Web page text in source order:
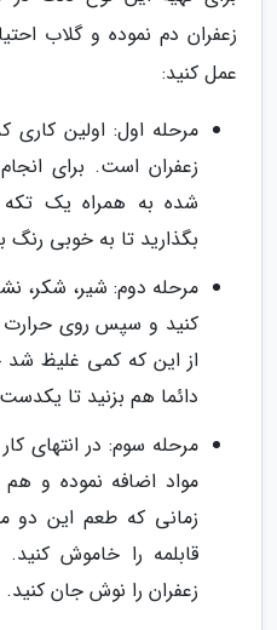
زعفران دم نموده و گلاب
عمل کنید:
مرحله اول: اولین کاری
زعفران است. برای
شده به همراه یک تکه
بگذارید تا به خوبی رنگ
مرحله دوم: شیر، شکر،
کنید و سپس روی حرارت
از این که کمی غلیظ شد
دائما هم بزنید تا
مرحله سوم: در انتهای
مواد اضافه نموده و هم
زمانی که طعم این
قابلمه را خاموش
زعفران را نوش جان کنید.